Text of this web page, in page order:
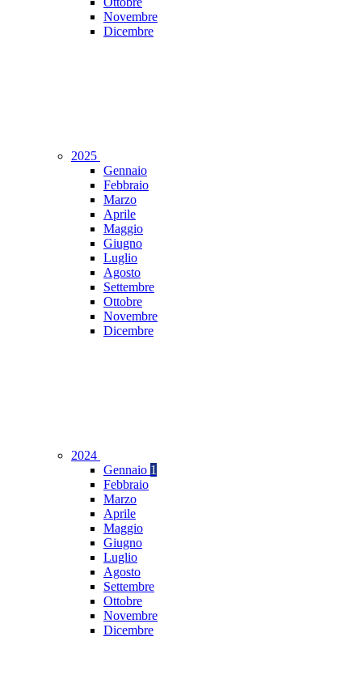
Novembre
Dicembre
2025
Gennaio
Febbraio
Marzo
Aprile
Maggio
Giugno
Luglio
Agosto
Settembre
Ottobre
Novembre
Dicembre
2024
Gennaio 1
Febbraio
Marzo
Aprile
Maggio
Giugno
Luglio
Agosto
Settembre
Ottobre
Novembre
Dicembre